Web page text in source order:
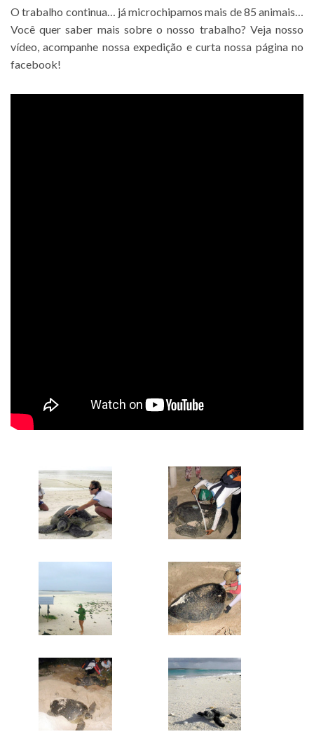
O trabalho continua… já microchipamos mais de 85 animais…
Você quer saber mais sobre o nosso trabalho? Veja nosso
vídeo, acompanhe nossa expedição e curta nossa página no
facebook!